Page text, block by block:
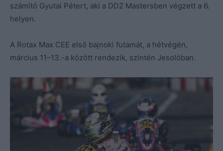
számító Gyutai Pétert, aki a DD2 Mastersben végzett a 6.
helyen.
A Rotax Max CEE első bajnoki futamát, a hétvégén,
március 11–13.-a között rendezik, szintén Jesolóban.